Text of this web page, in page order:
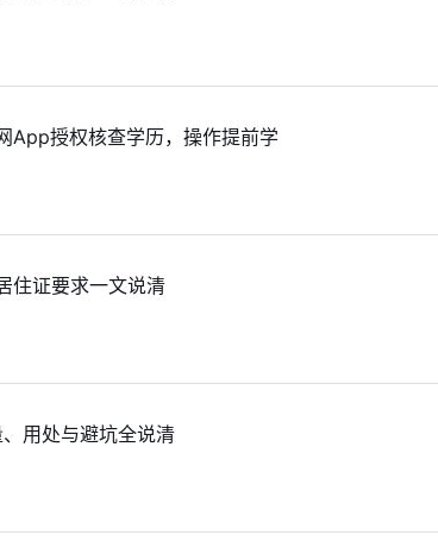
App授权核查学历，操作提前学
住证要求一文说清
用处与避坑全说清